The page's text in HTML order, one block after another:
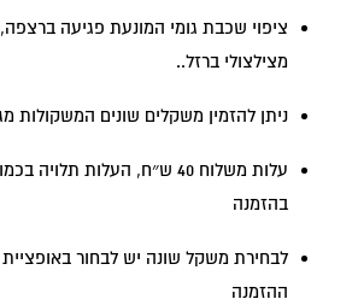
ציפוי שכבת גומי המונעת פגיעה
מצילצולי ברזל..
ניתן להזמין משקלים שונים המשקולות
עלות משלוח 40 ש״ח, העלות
בהזמנה
לבחירת משקל שונה יש לבחור
ההזמנה